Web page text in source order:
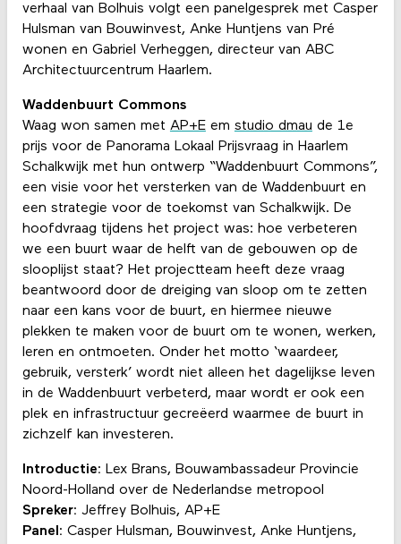
verhaal van Bolhuis volgt een panelgesprek met Casper
Hulsman van Bouwinvest, Anke Huntjens van Pré
wonen en Gabriel Verheggen, directeur van ABC
Architectuurcentrum Haarlem.
Waddenbuurt Commons
Waag won samen met AP+Eem studio dmau de 1e
prijs voor de Panorama Lokaal Prijsvraag in Haarlem
Schalkwijk met hun ontwerp “Waddenbuurt Commons”,
een visie voor het versterken van de Waddenbuurt en
een strategie voor de toekomst van Schalkwijk. De
hoofdvraag tijdens het project was: hoe verbeteren
we een buurt waar de helft van de gebouwen op de
slooplijst staat? Het projectteam heeft deze vraag
beantwoord door de dreiging van sloop om te zetten
naar een kans voor de buurt, en hiermee nieuwe
plekken te maken voor de buurt om te wonen, werken,
leren en ontmoeten. Onder het motto ‘waardeer,
gebruik, versterk’ wordt niet alleen het dagelijkse leven
in de Waddenbuurt verbeterd, maar wordt er ook een
plek en infrastructuur gecreëerd waarmee de buurt in
zichzelf kan investeren.
Introductie: Lex Brans, Bouwambassadeur Provincie
Noord-Holland over de Nederlandse metropool
Spreker: Jeffrey Bolhuis, AP+E
Panel: Casper Hulsman, Bouwinvest, Anke Huntjens,